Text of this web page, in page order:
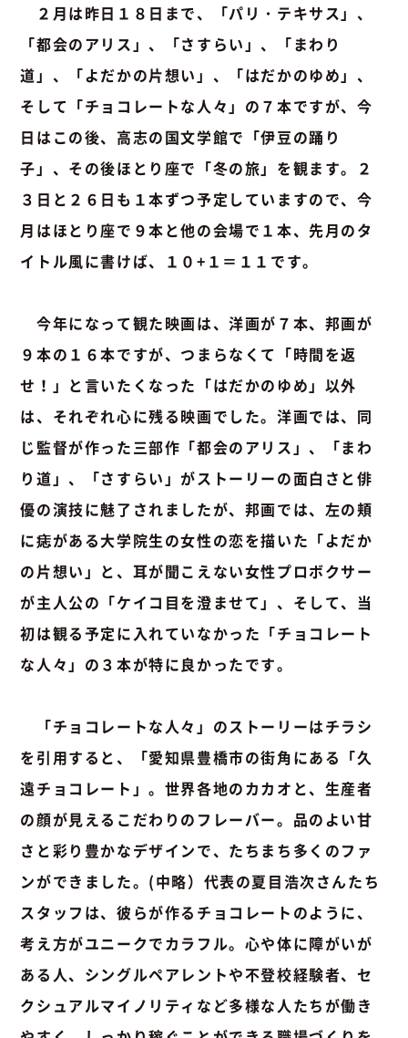
２月は昨日１８日まで、「パリ・テキサス」、
「都会のアリス」、「さすらい」、「まわり
道」、「よだかの片想い」、「はだかのゆめ」、
そして「チョコレートな人々」の７本ですが、今
日はこの後、高志の国文学館で「伊豆の踊り
子」、その後ほとり座で「冬の旅」を観ます。２
３日と２６日も１本ずつ予定していますので、今
月はほとり座で９本と他の会場で１本、先月のタ
イトル風に書けば、１０+１＝１１です。
今年になって観た映画は、洋画が７本、邦画が
９本の１６本ですが、つまらなくて「時間を返
せ！」と言いたくなった「はだかのゆめ」以外
は、それぞれ心に残る映画でした。洋画では、同
じ監督が作った三部作「都会のアリス」、「まわ
り道」、「さすらい」がストーリーの面白さと俳
優の演技に魅了されましたが、邦画では、左の頬
に痣がある大学院生の女性の恋を描いた「よだか
の片想い」と、耳が聞こえない女性プロボクサー
が主人公の「ケイコ目を澄ませて」、そして、当
初は観る予定に入れていなかった「チョコレート
な人々」の３本が特に良かったです。
「チョコレートな人々」のストーリーはチラシ
を引用すると、「愛知県豊橋市の街角にある「久
遠チョコレート」。世界各地のカカオと、生産者
の顔が見えるこだわりのフレーバー。品のよい甘
さと彩り豊かなデザインで、たちまち多くのファ
ンができました。(中略）代表の夏目浩次さんたち
スタッフは、彼らが作るチョコレートのように、
考え方がユニークでカラフル。心や体に障がいが
ある人、シングルペアレントや不登校経験者、セ
クシュアルマイノリティなど多様な人たちが働き